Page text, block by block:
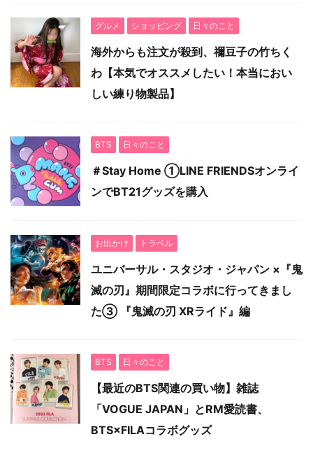
グルメ ショッピング 日々のこと
海外からも注文が殺到、禰豆子の竹ちく
わ【本気でオススメしたい！本当におい
しい練り物製品】
BTS 日々のこと
＃Stay Home ①LINE FRIENDSオンライ
ンでBT21グッズを購入
お出かけ トラベル
ユニバーサル・スタジオ・ジャパン ×『鬼
滅の刃』期間限定コラボに行ってきまし
た③ 『鬼滅の刃 XRライド』編
BTS 日々のこと
【最近のBTS関連の買い物】雑誌
「VOGUE JAPAN」とRM愛読書、
BTS×FILAコラボグッズ